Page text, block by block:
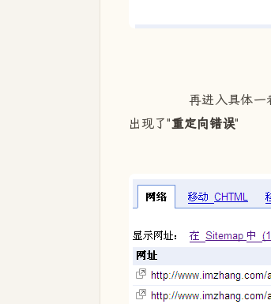
再进入具体一看
出现了"重定向错误"